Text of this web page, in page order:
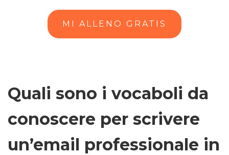
MI ALLENO GRATIS
Quali sono i vocaboli da
conoscere per scrivere
un’email professionale in